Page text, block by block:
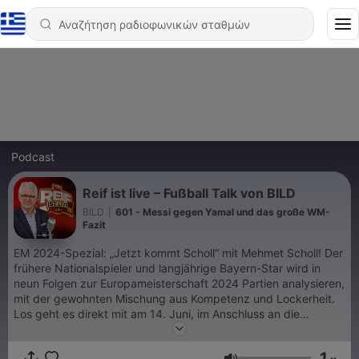
Podcast
Reif ist live – Fußball Talk von BILD
BILD
601 - Messi gegen Yamal und das große WM-
Fazit
EM 2024-Spezial: „Jetzt kommt Scholl“ mit Mehmet Scholl! Der
frühere Nationalspieler und langjährige Bayern-Star wird in
neun Folgen zur Europameisterschaft 2024 Partien analysieren,
mit der gewohnten Mischung aus Kompetenz und Lockerheit.
Los geht es direkt mit am 14. Juni, im Anschluss an die
Auftaktpartie der DFB-Elf gegen Schottland. „Jetzt kommt